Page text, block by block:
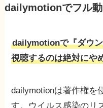
dailymotionでフル動
dailymotionで『ダウ
視聴するのは絶対にや
dailymotionは著作権を
す。ウイルス感染のリ